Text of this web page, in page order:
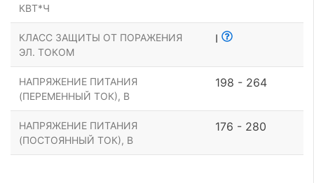
КВТ*Ч
КЛАСС ЗАЩИТЫ ОТ ПОРАЖЕНИЯ
ЭЛ. ТОКОМ
I
НАПРЯЖЕНИЕ ПИТАНИЯ
(ПЕРЕМЕННЫЙ ТОК), В
198 - 264
НАПРЯЖЕНИЕ ПИТАНИЯ
(ПОСТОЯННЫЙ ТОК), В
176 - 280